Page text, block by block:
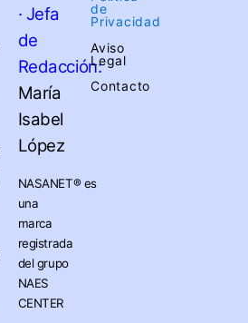
· Jefa
de
Redacción:
María
Isabel
López
NASANET®es
una
marca
registrada
del grupo
NAES
CENTER
de
Privacidad
Aviso
Legal
Contacto